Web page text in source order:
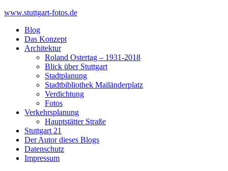
Skip
content
www.stuttgart-fotos.de
Blog
Das Konzept
Architektur
Roland Ostertag – 1931-2018
Blick über Stuttgart
Stadtplanung
Stadtbibliothek Mailänderplatz
Verdichtung
Fotos
Verkehrsplanung
Hauptstätter Straße
Stuttgart 21
Der Autor dieses Blogs
Datenschutz
Impressum